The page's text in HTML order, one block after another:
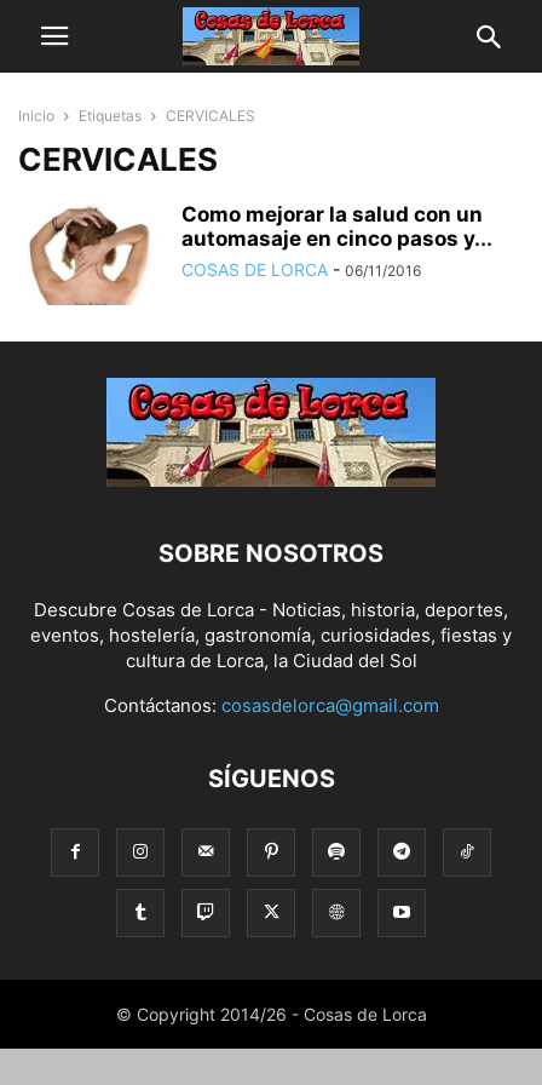
Inicio Etiquetas CERVICALES
CERVICALES
Como mejorar la salud con un
automasaje en cinco pasos y...
COSAS DE LORCA - 06/11/2016
SOBRE NOSOTROS
Descubre Cosas de Lorca - Noticias, historia, deportes,
eventos, hostelería, gastronomía, curiosidades, fiestas y
cultura de Lorca, la Ciudad del Sol
Contáctanos: cosasdelorca@gmail.com
SÍGUENOS
© Copyright 2014/26 - Cosas de Lorca